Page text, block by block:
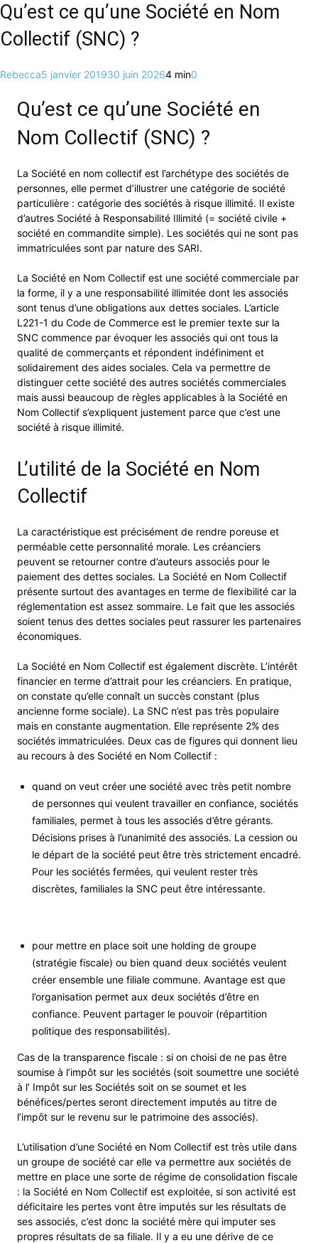
Qu’est ce qu’une Société en Nom
Collectif (SNC) ?
Rebecca5 janvier 201930 juin 20264 min0
Qu’est ce qu’une Société en
Nom Collectif (SNC) ?
La Société en nom collectif est l’archétype des sociétés de
personnes, elle permet d’illustrer une catégorie de société
particulière : catégorie des sociétés à risque illimité. Il existe
d’autres Société à Responsabilité Illimité (= société civile +
société en commandite simple). Les sociétés qui ne sont pas
immatriculées sont par nature des SARI.
La Société en Nom Collectif est une société commerciale par
la forme, il y a une responsabilité illimitée dont les associés
sont tenus d’une obligations aux dettes sociales. L’article
L221-1 du Code de Commerce est le premier texte sur la
SNC commence par évoquer les associés qui ont tous la
qualité de commerçants et répondent indéfiniment et
solidairement des aides sociales. Cela va permettre de
distinguer cette société des autres sociétés commerciales
mais aussi beaucoup de règles applicables à la Société en
Nom Collectif s’expliquent justement parce que c’est une
société à risque illimité.
L’utilité de la Société en Nom
Collectif
La caractéristique est précisément de rendre poreuse et
perméable cette personnalité morale. Les créanciers
peuvent se retourner contre d’auteurs associés pour le
paiement des dettes sociales. La Société en Nom Collectif
présente surtout des avantages en terme de flexibilité car la
réglementation est assez sommaire. Le fait que les associés
soient tenus des dettes sociales peut rassurer les partenaires
économiques.
La Société en Nom Collectif est également discrète. L’intérêt
financier en terme d’attrait pour les créanciers. En pratique,
on constate qu’elle connaît un succès constant (plus
ancienne forme sociale). La SNC n’est pas très populaire
mais en constante augmentation. Elle représente 2% des
sociétés immatriculées. Deux cas de figures qui donnent lieu
au recours à des Société en Nom Collectif :
quand on veut créer une société avec très petit nombre
de personnes qui veulent travailler en confiance, sociétés
familiales, permet à tous les associés d’être gérants.
Décisions prises à l’unanimité des associés. La cession ou
le départ de la société peut être très strictement encadré.
Pour les sociétés fermées, qui veulent rester très
discrètes, familiales la SNC peut être intéressante.
pour mettre en place soit une holding de groupe
(stratégie fiscale) ou bien quand deux sociétés veulent
créer ensemble une filiale commune. Avantage est que
l’organisation permet aux deux sociétés d’être en
confiance. Peuvent partager le pouvoir (répartition
politique des responsabilités).
Cas de la transparence fiscale : si on choisi de ne pas être
soumise à l’impôt sur les sociétés (soit soumettre une société
à l’ Impôt sur les Sociétés soit on se soumet et les
bénéfices/pertes seront directement imputés au titre de
l’impôt sur le revenu sur le patrimoine des associés).
L’utilisation d’une Société en Nom Collectif est très utile dans
un groupe de société car elle va permettre aux sociétés de
mettre en place une sorte de régime de consolidation fiscale
: la Société en Nom Collectif est exploitée, si son activité est
déficitaire les pertes vont être imputés sur les résultats de
ses associés, c’est donc la société mère qui imputer ses
propres résultats de sa filiale. Il y a eu une dérive de ce